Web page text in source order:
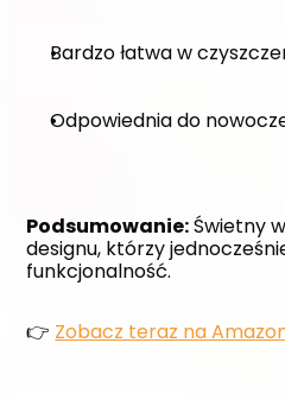
Bardzo łatwa w
Odpowiednia do
Podsumowanie: Świetny
designu, którzy
funkcjonalność.
👉 Zobacz teraz na